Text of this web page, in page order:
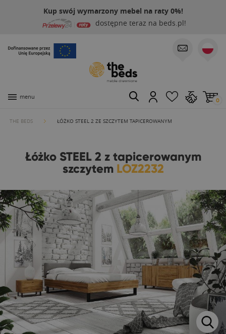
Kup swój wymarzony mebel na raty 0%!
dostępne teraz na beds.pl!
menu 0
THE BEDS ŁÓŻKO STEEL 2 ZE SZCZYTEM TAPICEROWANYM
Łóżko STEEL 2 z tapicerowanym
szczytem LOZ2232